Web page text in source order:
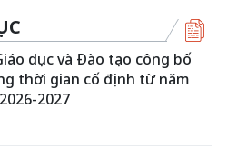
dục và Đào tạo công bố
thời gian cố định từ năm
2027